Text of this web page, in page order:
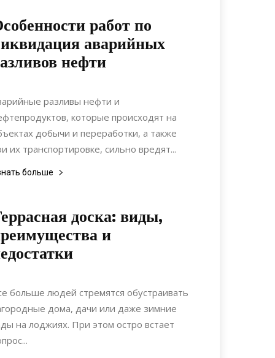
работ по
аварийных
нефти
14.12.2018
разливы нефти и
которые происходят на
добычи и переработки, а также
их транспортировке, сильно вредят...
больше
доска: виды,
и
28.05.2022
больше людей стремятся обустраивать
дома, дачи или даже зимние
на лоджиях. При этом остро встает